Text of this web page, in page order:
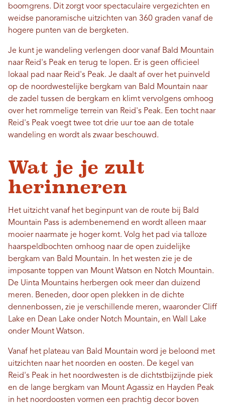
boomgrens. Dit zorgt voor spectaculaire vergezichten en
weidse panoramische uitzichten van 360 graden vanaf de
hogere punten van de bergketen.
Je kunt je wandeling verlengen door vanaf Bald Mountain
naar Reid's Peak en terug te lopen. Er is geen officieel
lokaal pad naar Reid's Peak. Je daalt af over het puinveld
op de noordwestelijke bergkam van Bald Mountain naar
de zadel tussen de bergkam en klimt vervolgens omhoog
over het rommelige terrein van Reid's Peak. Een tocht naar
Reid's Peak voegt twee tot drie uur toe aan de totale
wandeling en wordt als zwaar beschouwd.
Wat je je zult
herinneren
Het uitzicht vanaf het beginpunt van de route bij Bald
Mountain Pass is adembenemend en wordt alleen maar
mooier naarmate je hoger komt. Volg het pad via talloze
haarspeldbochten omhoog naar de open zuidelijke
bergkam van Bald Mountain. In het westen zie je de
imposante toppen van Mount Watson en Notch Mountain.
De Uinta Mountains herbergen ook meer dan duizend
meren. Beneden, door open plekken in de dichte
dennenbossen, zie je verschillende meren, waaronder Cliff
Lake en Dean Lake onder Notch Mountain, en Wall Lake
onder Mount Watson.
Vanaf het plateau van Bald Mountain word je beloond met
uitzichten naar het noorden en oosten. De kegel van
Reid's Peak in het noordwesten is de dichtstbijzijnde piek
en de lange bergkam van Mount Agassiz en Hayden Peak
in het noordoosten vormen een prachtig decor boven